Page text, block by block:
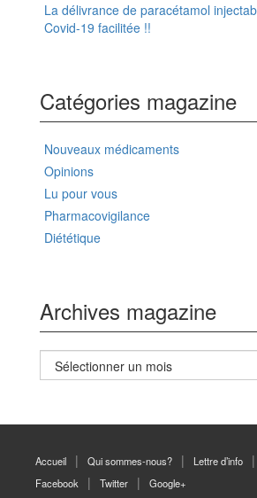
La délivrance de paracétamol
Covid-19 facilitée !!
Catégories magazine
Nouveaux médicaments
Opinions
Lu pour vous
Pharmacovigilance
Diététique
Archives magazine
Archives
magazine
Accueil Qui sommes-nous? Lettre d’info
Facebook
Twitter Google+